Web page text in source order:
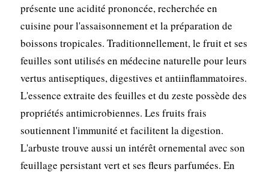
présente une acidité prononcée, recherchée en
cuisine pour l'assaisonnement et la préparation de
boissons tropicales. Traditionnellement, le fruit et ses
feuilles sont utilisés en médecine naturelle pour leurs
vertus antiseptiques, digestives et antiinflammatoires.
L'essence extraite des feuilles et du zeste possède des
propriétés antimicrobiennes. Les fruits frais
soutiennent l'immunité et facilitent la digestion.
L'arbuste trouve aussi un intérêt ornemental avec son
feuillage persistant vert et ses fleurs parfumées. En